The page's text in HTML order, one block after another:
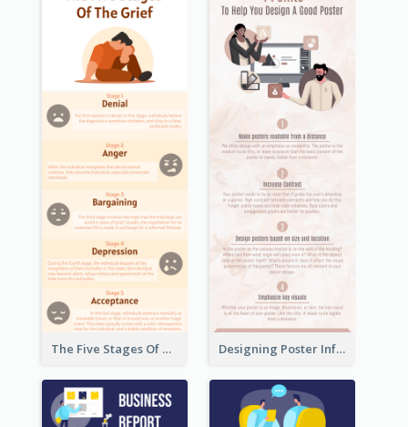
The Five Stages Of The Grief Model Infographic Designing Poster Infographic